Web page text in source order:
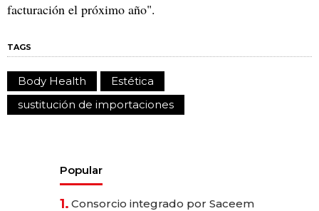
facturación el próximo año".
TAGS
Body Health
Estética
sustitución de importaciones
Popular
1. Consorcio integrado por Saceem